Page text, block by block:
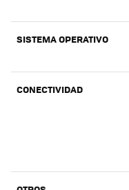
SISTEMA OPERATIVO
CONECTIVIDAD